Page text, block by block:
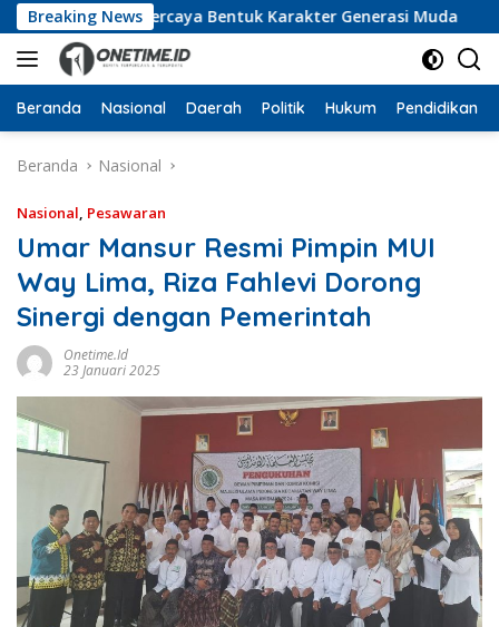
Langsung
ke
konten
Breaking News
Dipercaya Bentuk Karakter Generasi Muda
Beranda Nasional Daerah Politik Hukum Pendidikan
Beranda Nasional
Nasional, Pesawaran
Umar Mansur Resmi Pimpin MUI
Way Lima, Riza Fahlevi Dorong
Sinergi dengan Pemerintah
Onetime.id
23 Januari 2025